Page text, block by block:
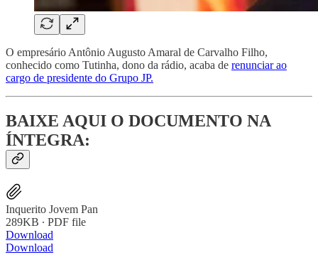
O empresário Antônio Augusto Amaral de Carvalho Filho,
conhecido como Tutinha, dono da rádio, acaba de renunciar ao
cargo de presidente do Grupo JP.
BAIXE AQUI O DOCUMENTO NA
ÍNTEGRA:
Inquerito Jovem Pan
289KB ∙ PDF file
Download
Download